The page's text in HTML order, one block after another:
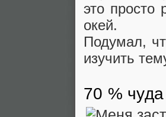
это просто
окей.
Подумал,
изучить
70 % чуда